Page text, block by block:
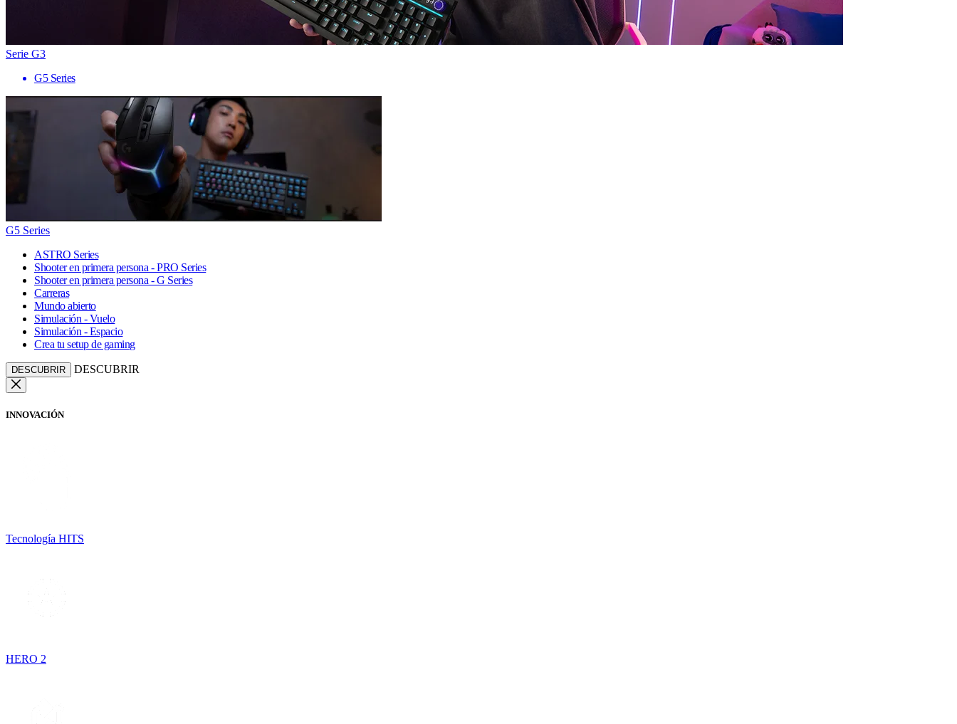
Serie G3
G5 Series
G5 Series
ASTRO Series
Shooter en primera persona - PRO Series
Shooter en primera persona - G Series
Carreras
Mundo abierto
Simulación - Vuelo
Simulación - Espacio
Crea tu setup de gaming
DESCUBRIR DESCUBRIR
INNOVACIÓN
Tecnología HITS
HERO 2